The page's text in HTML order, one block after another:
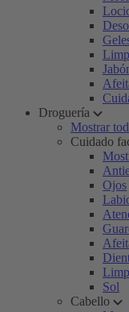
Droguería
Mostrar
Cuidado
Ojos
Sol
Cabello